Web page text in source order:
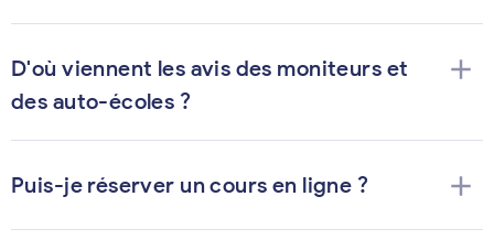
D'où viennent les avis des moniteurs et
des auto-écoles ?
add
Puis-je réserver un cours en ligne ? add